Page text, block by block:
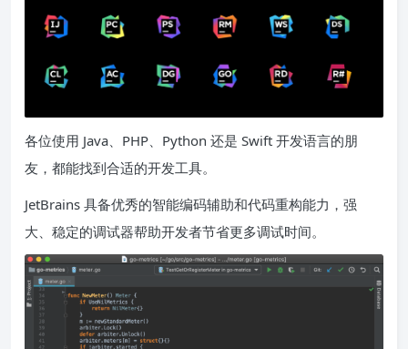
各位使用 Java、PHP、Python 还是 Swift 开发语言的朋
友，都能找到合适的开发工具。
JetBrains 具备优秀的智能编码辅助和代码重构能力，强
大、稳定的调试器帮助开发者节省更多调试时间。